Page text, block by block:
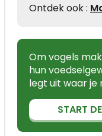
Ontdek ook :
Om vogels
hun
legt uit waar je
START